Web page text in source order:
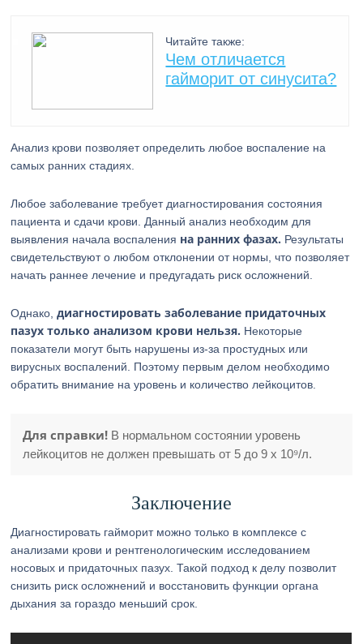
Читайте также:
Чем отличается
гайморит от синусита?
Анализ крови позволяет определить любое воспаление на
самых ранних стадиях.
Любое заболевание требует диагностирования состояния
пациента и сдачи крови. Данный анализ необходим для
выявления начала воспаления на ранних фазах. Результаты
свидетельствуют о любом отклонении от нормы, что позволяет
начать раннее лечение и предугадать риск осложнений.
Однако,диагностировать заболевание придаточных
пазух только анализом крови нельзя. Некоторые
показатели могут быть нарушены из-за простудных или
вирусных воспалений. Поэтому первым делом необходимо
обратить внимание на уровень и количество лейкоцитов.
Для справки! В нормальном состоянии уровень
лейкоцитов не должен превышать от 5 до 9 х 10⁹/л.
Заключение
Диагностировать гайморит можно только в комплексе с
анализами крови и рентгенологическим исследованием
носовых и придаточных пазух. Такой подход к делу позволит
снизить риск осложнений и восстановить функции органа
дыхания за гораздо меньший срок.